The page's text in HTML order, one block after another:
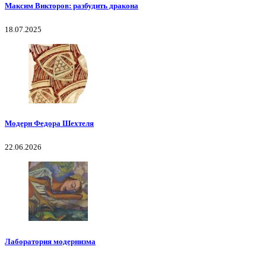
Максим Викторов: разбудить дракона
18.07.2025
Модерн Федора Шехтеля
22.06.2026
Лаборатория модернизма